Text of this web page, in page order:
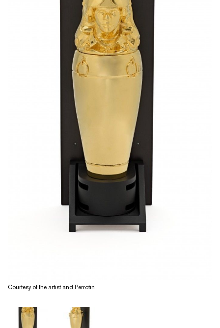
Courtesy of the artist and Perrotin